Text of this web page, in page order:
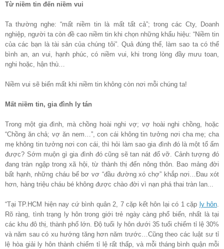
Từ niềm tin đến niềm vui
Ta thường nghe: “mất niềm tin là mất tất cả”; trong các Cty, Doanh
nghiệp, người ta còn đề cao niềm tin khi chọn những khẩu hiệu: “Niềm tin
của các bạn là tài sản của chúng tôi”. Quả đúng thế, làm sao ta có thể
bình an, an vui, hạnh phúc, có niềm vui, khi trong lòng đầy mưu toan,
nghi hoặc, hận thù…
Niềm vui sẽ biến mất khi niềm tin không còn nơi mỗi chúng ta!
Mất niềm tin, gia đình ly tán
Trong một gia đình, mà chồng hoài nghi vợ; vợ hoài nghi chồng, hoặc
“Chồng ăn chả; vợ ăn nem…”, con cái không tin tưởng nơi cha mẹ; cha
mẹ không tin tưởng nơi con cái, thì hỏi làm sao gia đình đó là một tổ ấm
được? Sớm muộn gì gia đình đó cũng sẽ tan nát đổ vỡ. Cảnh tượng đó
đang tràn ngập trong xã hội, từ thành thị đến nông thôn. Bao mảng đời
bất hạnh, những cháu bế bơ vơ “đầu đường xó chợ” khắp nơi…Đau xót
hơn, hàng triệu cháu bé không được chào đời vì nạn phá thai tràn lan...
“Tại TP.HCM hiện nay cứ bình quân 2, 7 cặp kết hôn lại có 1 cặp ly hôn.
Rõ ràng, tình trạng ly hôn trong giới trẻ ngày càng phổ biến, nhất là tại
các khu đô thị, thành phố lớn. Độ tuổi ly hôn dưới 35 tuổi chiếm tỉ lệ 30%
và năm sau có xu hướng tăng hơn năm trước…Cũng theo các luật sư tỉ
lệ hòa giải ly hôn thành chiếm tỉ lệ rất thấp, và mỗi tháng bình quận mỗi